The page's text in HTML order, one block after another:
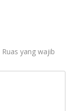
Ruas yang wajib